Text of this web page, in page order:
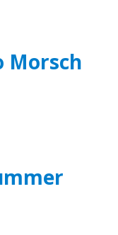
Morsch